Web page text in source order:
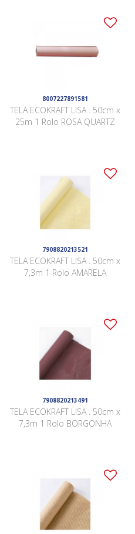
8007227891581
TELA ECOKRAFT LISA . 50cm x
25m 1 Rolo ROSA QUARTZ
7908820213521
TELA ECOKRAFT LISA . 50cm x
7,3m 1 Rolo AMARELA
7908820213491
TELA ECOKRAFT LISA . 50cm x
7,3m 1 Rolo BORGONHA